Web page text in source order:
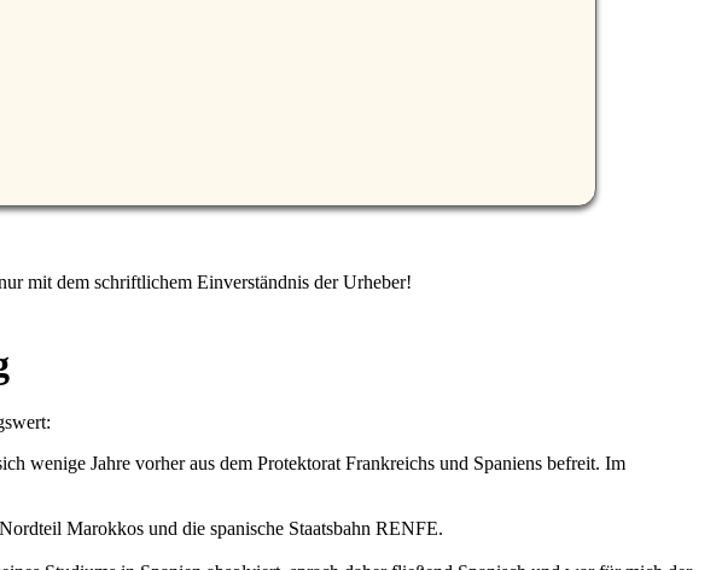
mit dem schriftlichem Einverständnis der Urheber!
wenige Jahre vorher aus dem Protektorat Frankreichs und Spaniens befreit. Im
Marokkos und die spanische Staatsbahn RENFE.